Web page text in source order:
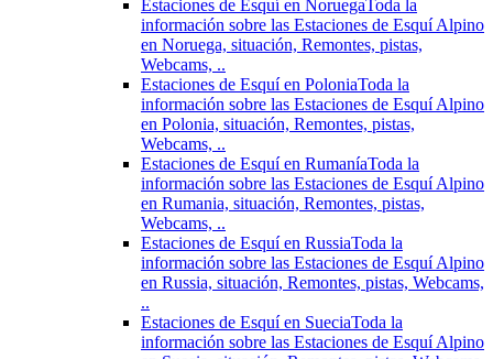
Estaciones de Esquí en NoruegaToda la
información sobre las Estaciones de Esquí Alpino
en Noruega, situación, Remontes, pistas,
Webcams, ..
Estaciones de Esquí en PoloniaToda la
información sobre las Estaciones de Esquí Alpino
en Polonia, situación, Remontes, pistas,
Webcams, ..
Estaciones de Esquí en RumaníaToda la
información sobre las Estaciones de Esquí Alpino
en Rumania, situación, Remontes, pistas,
Webcams, ..
Estaciones de Esquí en RussiaToda la
información sobre las Estaciones de Esquí Alpino
en Russia, situación, Remontes, pistas, Webcams,
..
Estaciones de Esquí en SueciaToda la
información sobre las Estaciones de Esquí Alpino